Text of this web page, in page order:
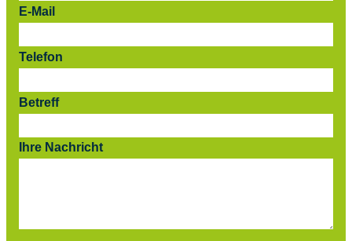
E-Mail
Telefon
Betreff
Ihre Nachricht